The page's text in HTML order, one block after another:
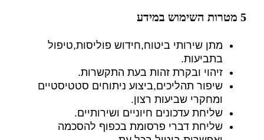
5 מטרות השימוש במידע
מתן שירותי ביטוח,חידוש פוליסות,טיפול
בתביעות.
זיהוי ובקרת זהות בעת התקשרות.
שיפור תהליכים,ביצוע ניתוחים סטטיסטיים
ומחקרי שביעות רצון.
שליחת עדכונים חיוניים ושירותיים.
שליחת דברי פרסומת בכפוף להסכמה